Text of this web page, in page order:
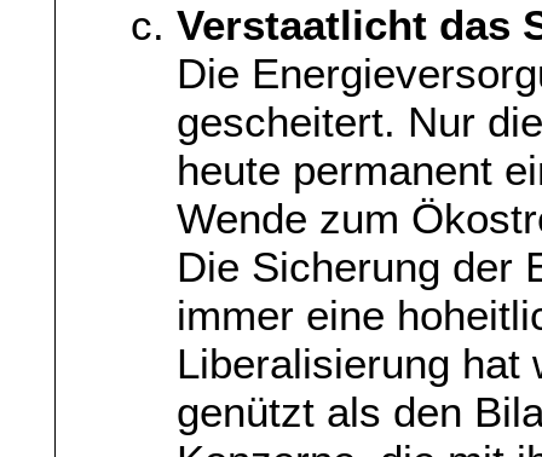
Verstaatlicht das
Die
gescheitert. Nur
heute permanent
Wende zum
Die Sicherung der
immer eine
Liberalisierung hat
genützt als den